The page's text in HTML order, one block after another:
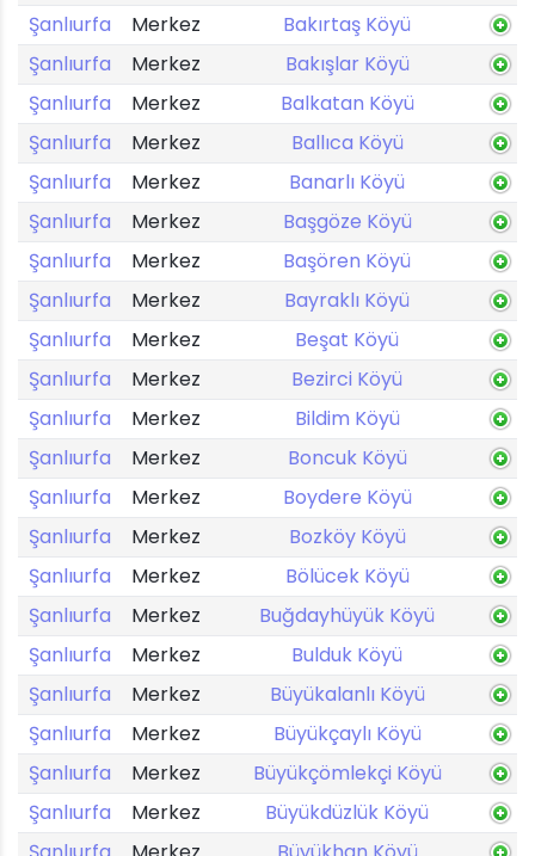
Şanlıurfa
Merkez
Bakırtaş Köyü
Şanlıurfa
Merkez
Bakışlar Köyü
Şanlıurfa
Merkez
Balkatan Köyü
Şanlıurfa
Merkez
Ballıca Köyü
Şanlıurfa
Merkez
Banarlı Köyü
Şanlıurfa
Merkez
Başgöze Köyü
Şanlıurfa
Merkez
Başören Köyü
Şanlıurfa
Merkez
Bayraklı Köyü
Şanlıurfa
Merkez
Beşat Köyü
Şanlıurfa
Merkez
Bezirci Köyü
Şanlıurfa
Merkez
Bildim Köyü
Şanlıurfa
Merkez
Boncuk Köyü
Şanlıurfa
Merkez
Boydere Köyü
Şanlıurfa
Merkez
Bozköy Köyü
Şanlıurfa
Merkez
Bölücek Köyü
Şanlıurfa
Merkez
Buğdayhüyük Köyü
Şanlıurfa
Merkez
Bulduk Köyü
Şanlıurfa
Merkez
Büyükalanlı Köyü
Şanlıurfa
Merkez
Büyükçaylı Köyü
Şanlıurfa
Merkez
Büyükçömlekçi Köyü
Şanlıurfa
Merkez
Büyükdüzlük Köyü